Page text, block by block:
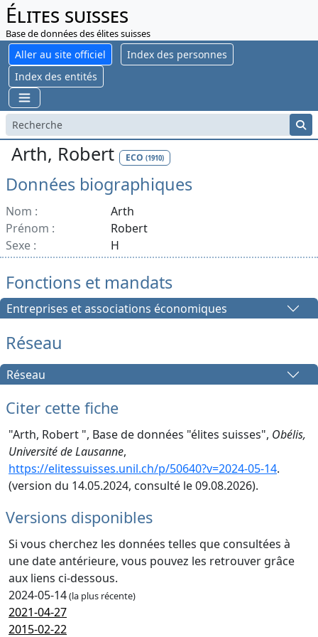
Élites suisses
Base de données des élites suisses
Aller au site officiel
Index des personnes
Index des entités
Arth, Robert ECO (1910)
Données biographiques
Nom :
Arth
Prénom :
Robert
Sexe :
H
Fonctions et mandats
Entreprises et associations économiques
Réseau
Réseau
Citer cette fiche
"Arth, Robert ", Base de données "élites suisses", Obélis,
Université de Lausanne,
https://elitessuisses.unil.ch/p/50640?v=2024-05-14.
(version du 14.05.2024, consulté le 09.08.2026).
Versions disponibles
Si vous cherchez les données telles que consultées à
une date antérieure, vous pouvez les retrouver grâce
aux liens ci-dessous.
2024-05-14(la plus récente)
2021-04-27
2015-02-22